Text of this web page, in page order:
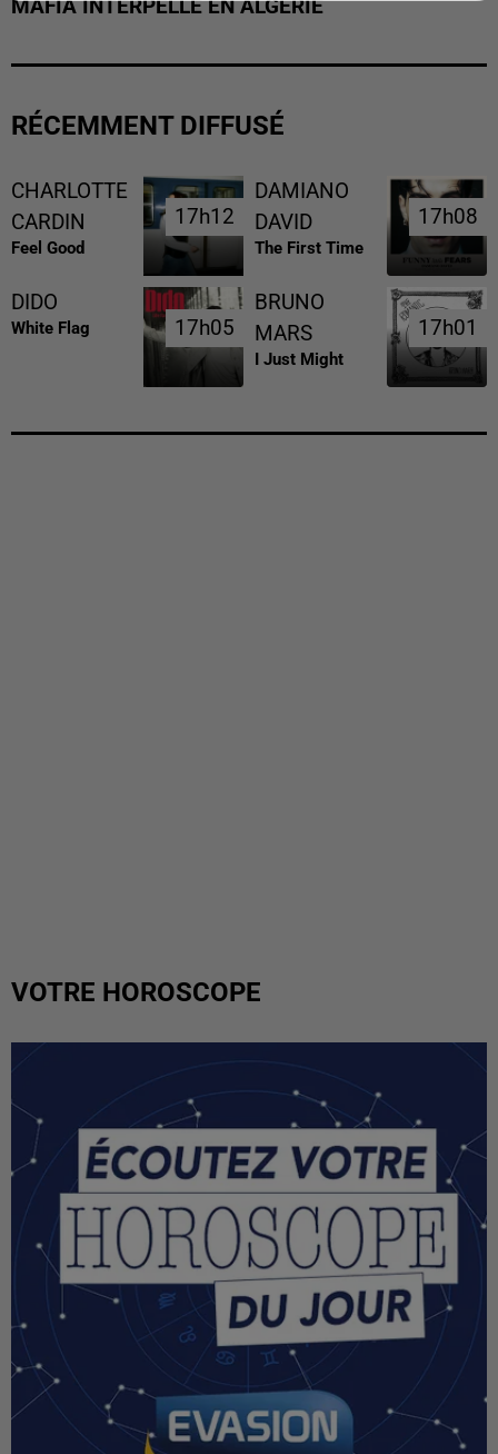
MAFIA INTERPELLÉ EN ALGÉRIE
RÉCEMMENT DIFFUSÉ
CHARLOTTE
CARDIN
Feel Good
17h12
17h12
DAMIANO
DAVID
The First Time
17h08
17h08
DIDO
White Flag 17h05
17h05
BRUNO
MARS
I Just Might
17h01
17h01
VOTRE HOROSCOPE